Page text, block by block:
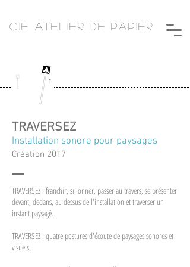
CIE ATELIER DE PAPIER
TRAVERSEZ
Installation sonore pour paysages
Création 2017
TRAVERSEZ : franchir, sillonner, passer au travers, se présenter
devant, dedans, au dessus de l'installation et traverser un
instant paysagé.
TRAVERSEZ : quatre postures d'écoute de paysages sonores et
visuels.